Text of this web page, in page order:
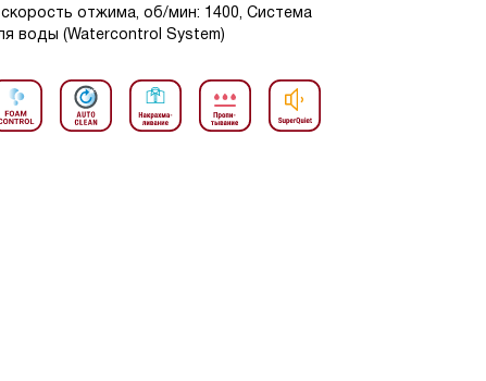
скорость отжима, об/мин: 1400, Система
воды (Watercontrol System)